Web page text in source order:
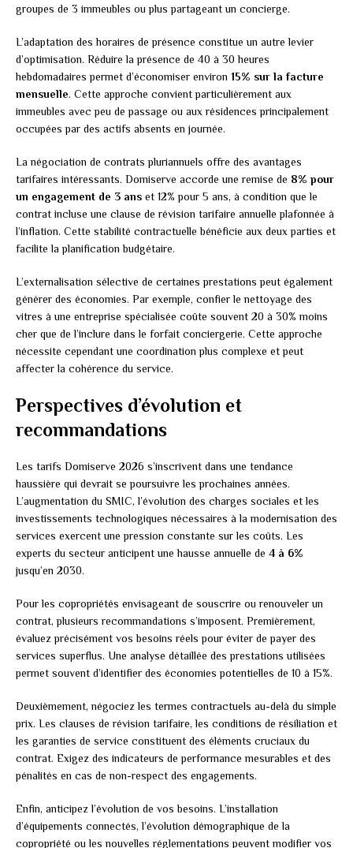
groupes de 3 immeubles ou plus partageant un concierge.
L’adaptation des horaires de présence constitue un autre levier
d’optimisation. Réduire la présence de 40 à 30 heures
hebdomadaires permet d’économiser environ 15% sur la facture
mensuelle. Cette approche convient particulièrement aux
immeubles avec peu de passage ou aux résidences principalement
occupées par des actifs absents en journée.
La négociation de contrats pluriannuels offre des avantages
tarifaires intéressants. Domiserve accorde une remise de 8% pour
un engagement de 3 ans et 12% pour 5 ans, à condition que le
contrat incluse une clause de révision tarifaire annuelle plafonnée à
l’inflation. Cette stabilité contractuelle bénéficie aux deux parties et
facilite la planification budgétaire.
L’externalisation sélective de certaines prestations peut également
générer des économies. Par exemple, confier le nettoyage des
vitres à une entreprise spécialisée coûte souvent 20 à 30% moins
cher que de l’inclure dans le forfait conciergerie. Cette approche
nécessite cependant une coordination plus complexe et peut
affecter la cohérence du service.
Perspectives d’évolution et
recommandations
Les tarifs Domiserve 2026 s’inscrivent dans une tendance
haussière qui devrait se poursuivre les prochaines années.
L’augmentation du SMIC, l’évolution des charges sociales et les
investissements technologiques nécessaires à la modernisation des
services exercent une pression constante sur les coûts. Les
experts du secteur anticipent une hausse annuelle de 4 à 6%
jusqu’en 2030.
Pour les copropriétés envisageant de souscrire ou renouveler un
contrat, plusieurs recommandations s’imposent. Premièrement,
évaluez précisément vos besoins réels pour éviter de payer des
services superflus. Une analyse détaillée des prestations utilisées
permet souvent d’identifier des économies potentielles de 10 à 15%.
Deuxièmement, négociez les termes contractuels au-delà du simple
prix. Les clauses de révision tarifaire, les conditions de résiliation et
les garanties de service constituent des éléments cruciaux du
contrat. Exigez des indicateurs de performance mesurables et des
pénalités en cas de non-respect des engagements.
Enfin, anticipez l’évolution de vos besoins. L’installation
d’équipements connectés, l’évolution démographique de la
copropriété ou les nouvelles réglementations peuvent modifier vos